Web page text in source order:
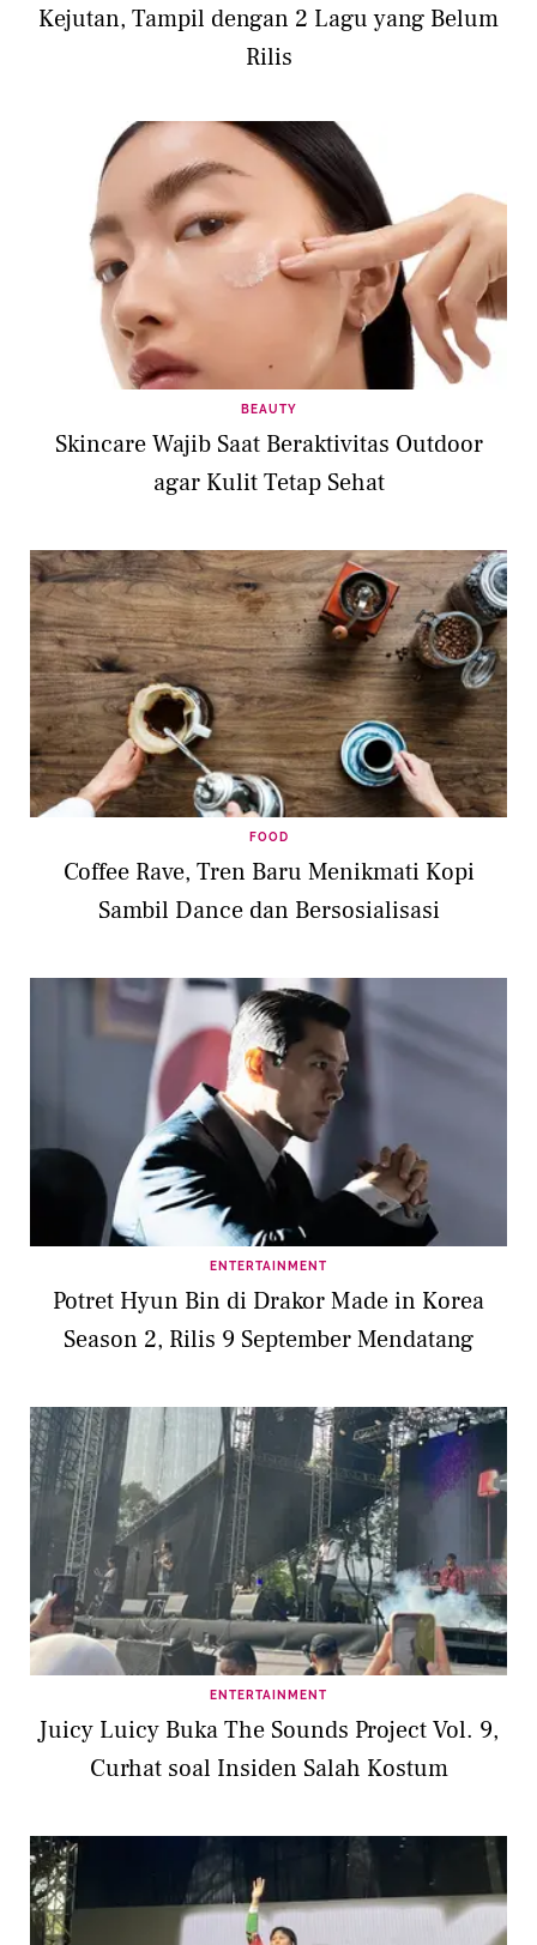
Kejutan, Tampil dengan 2 Lagu yang Belum
Rilis
BEAUTY
Skincare Wajib Saat Beraktivitas Outdoor
agar Kulit Tetap Sehat
FOOD
Coffee Rave, Tren Baru Menikmati Kopi
Sambil Dance dan Bersosialisasi
ENTERTAINMENT
Potret Hyun Bin di Drakor Made in Korea
Season 2, Rilis 9 September Mendatang
ENTERTAINMENT
Juicy Luicy Buka The Sounds Project Vol. 9,
Curhat soal Insiden Salah Kostum